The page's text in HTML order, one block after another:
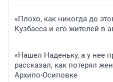
«Плохо, как никогда до
Кузбасса и его жителей в
«Нашел Наденьку, а у нее
рассказал, как потерял
Архипо-Осиповке